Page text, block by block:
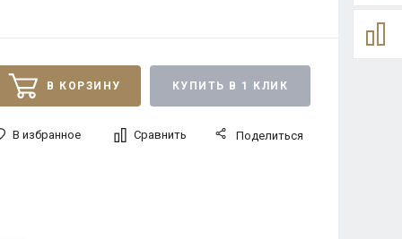
В КОРЗИНУ КУПИТЬ В 1 КЛИК
В избранное Сравнить Поделиться